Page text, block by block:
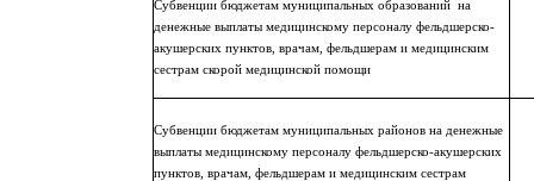
Субвенции бюджетам муниципальных образований на
денежные выплаты медицинскому персоналу фельдшерско-
акушерских пунктов, врачам, фельдшерам и медицинским
сестрам скорой медицинской помощи
Субвенции бюджетам муниципальных районов на денежные
выплаты медицинскому персоналу фельдшерско-акушерских
пунктов, врачам, фельдшерам и медицинским сестрам